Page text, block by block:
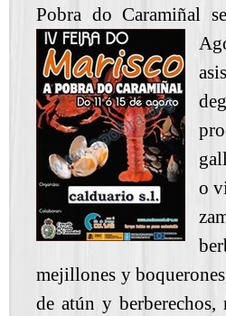
Pobra do Caramiñal
o
mejillones y
de atún y